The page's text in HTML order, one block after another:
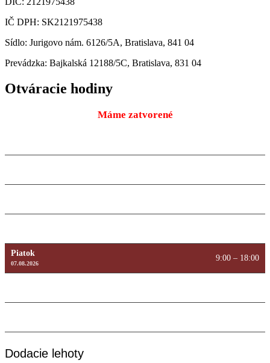
IČ DPH: SK2121975438
Sídlo: Jurigovo nám. 6126/5A, Bratislava, 841 04
Prevádzka: Bajkalská 12188/5C, Bratislava, 831 04
Otváracie hodiny
Máme zatvorené
Piatok
07.08.2026
9:00 – 18:00
Dodacie lehoty